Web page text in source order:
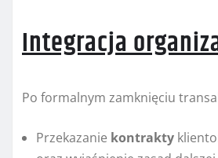
Integracja
Po formalnym zamknięciu
Przekazanie kontrakty